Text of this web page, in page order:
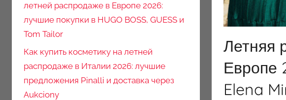
Летняя
Европе
Elena
летней распродаже в Европе 2026:
лучшие покупки в HUGO BOSS, GUESS и
Tom Tailor
Как купить косметику на летней
распродаже в Италии 2026: лучшие
предложения Pinalli и доставка через
Aukciony